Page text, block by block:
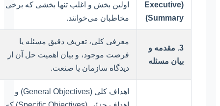
(Executive
Summary)
اولین بخش و اغلب تنها بخشی که برخی
مخاطبان می‌خوانند.
3. مقدمه و
بیان مسئله
معرفی کلی، تعریف دقیق مسئله یا
فرصت موجود، و بیان اهمیت حل آن از
دیدگاه سازمان یا صنعت.
اهداف کلی (General Objectives) و